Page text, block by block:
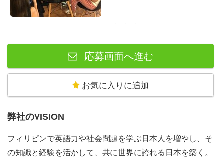
応募画面へ進む
お気に入りに追加
弊社のVISION
フィリピンで英語力や社会問題を学ぶ日本人を増やし、そ
の知識と経験を活かして、共に世界に誇れる日本を築く。